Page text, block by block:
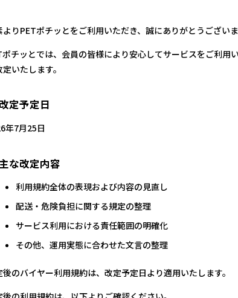
以上)にご注意下さい【メー
メーカー希望小売価格
以上)にご注意下さい【
メーカー希望小売
[ユニ･チャーム]マナーウェ
用L 28枚【メーカーフェア
2,819円
用SSS 38枚【メーカーフ
よりPETポチッとをご利用いただき、誠にありがとうございま
ポチッとでは、会員の皆様により安心してサービスをご利
いたします。
定予定日
年7月25日
な改定内容
利用規約全体の表現および内容の見直し
配送・危険負担に関する規定の整理
サービス利用における責任範囲の明確化
その他、運用実態に合わせた文言の整理
後のバイヤー利用規約は、改定予定日より適用いたします。